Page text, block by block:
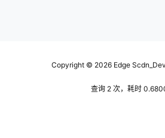
Copyright © 2026Edge
查询 2 次，耗时